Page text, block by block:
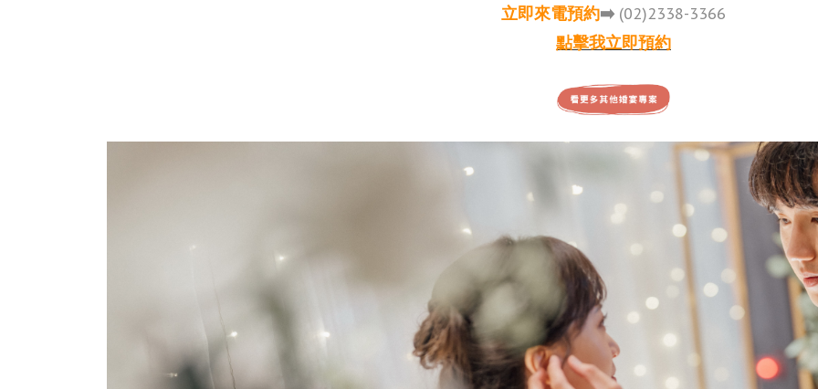
立即來電預約➡️ (02)2338-3366
點擊我立即預約